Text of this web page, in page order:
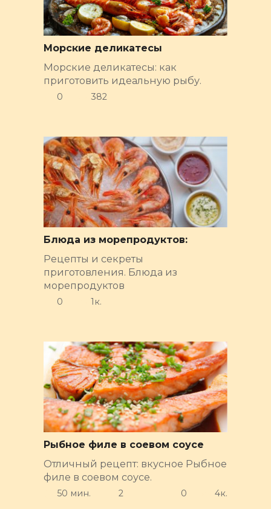
Морские деликатесы
Морские деликатесы: как
приготовить идеальную рыбу.
0 382
Блюда из морепродуктов:
Рецепты и секреты
приготовления. Блюда из
морепродуктов
0 1к.
Рыбное филе в соевом соусе
Отличный рецепт: вкусное Рыбное
филе в соевом соусе.
50 мин. 2 0 4к.